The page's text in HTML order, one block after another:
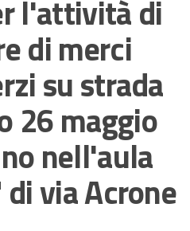
l'attività di
di merci
su strada
26 maggio
nell'aula
via Acrone